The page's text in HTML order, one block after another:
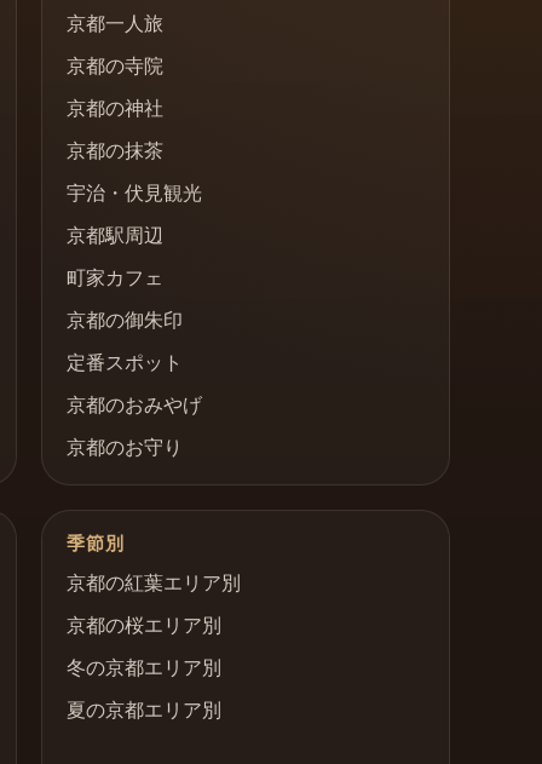
京都一人旅
京都の寺院
京都の神社
京都の抹茶
宇治・伏見観光
京都駅周辺
町家カフェ
京都の御朱印
定番スポット
京都のおみやげ
京都のお守り
季節別
京都の紅葉エリア別
京都の桜エリア別
冬の京都エリア別
夏の京都エリア別